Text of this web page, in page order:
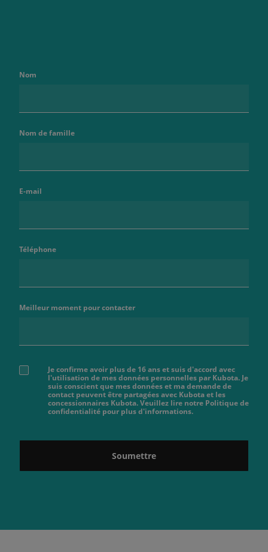
Nom
Nom de famille
E-mail
Téléphone
Meilleur moment pour contacter
Je confirme avoir plus de 16 ans et suis d'accord avec
l'utilisation de mes données personnelles par Kubota. Je
suis conscient que mes données et ma demande de
contact peuvent être partagées avec Kubota et les
concessionnaires Kubota. Veuillez lire notre Politique de
confidentialité pour plus d'informations.
Soumettre